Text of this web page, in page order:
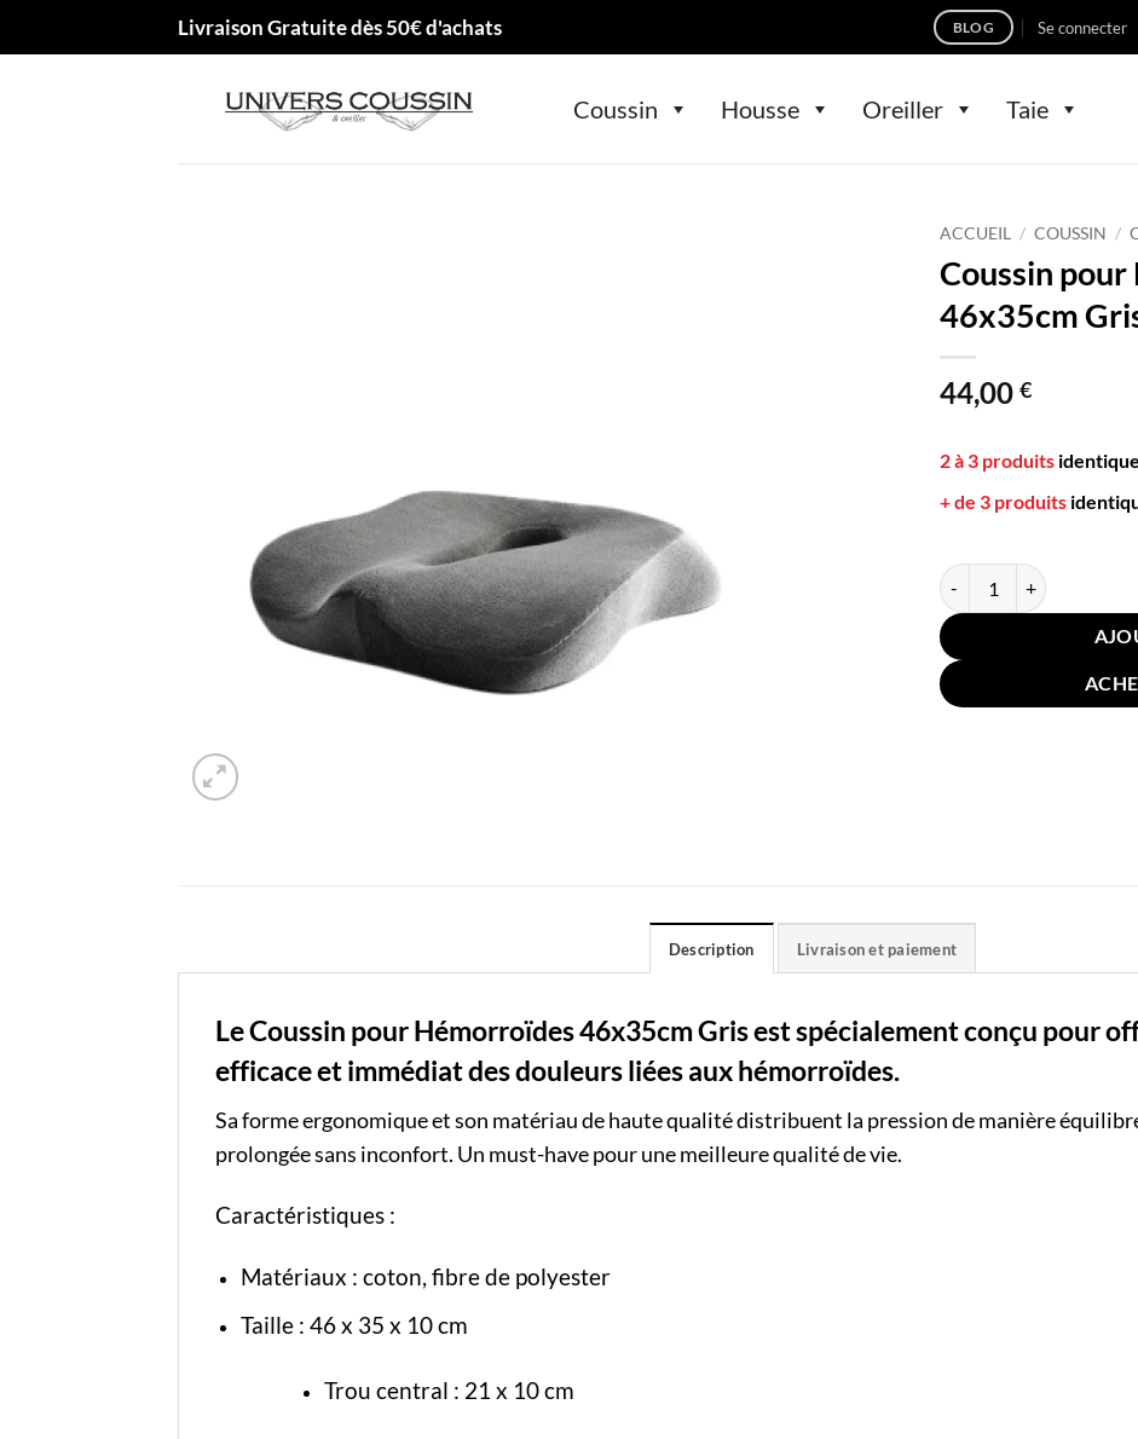
Livraison Gratuite dès 50€ d'achats BLOG Se connecter
Coussin Housse Oreiller Taie
ACCUEIL / COUSSIN /
Coussin
46x35cm
44,00 €
2 à 3 produits
+ de 3 produits
quantité de Coussin pour
Description Livraison et paiement
Le Coussin pour Hémorroïdes 46x35cm Gris est spécialement conçu pour
efficace et immédiat des douleurs liées aux hémorroïdes.
Sa forme ergonomique et son matériau de haute qualité distribuent la pression de manière
prolongée sans inconfort. Un must-have pour une meilleure qualité de vie.
Caractéristiques :
Matériaux : coton, fibre de polyester
Taille : 46 x 35 x 10 cm
Trou central : 21 x 10 cm